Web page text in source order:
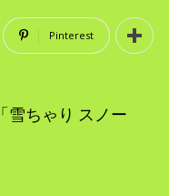
Pinterest
雪ちゃり スノー